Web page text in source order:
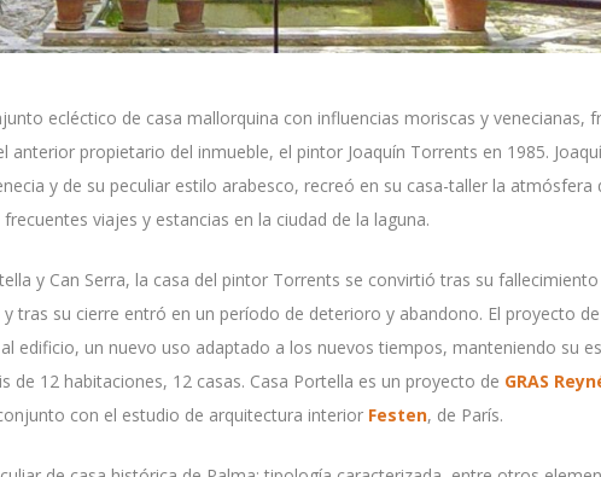
ecléctico de casa mallorquina con influencias moriscas y venecianas,
anterior propietario del inmueble, el pintor Joaquín Torrents en 1985.
y de su peculiar estilo arabesco, recreó en su casa-taller la atmósfera
viajes y estancias en la ciudad de la laguna.
y Can Serra, la casa del pintor Torrents se convirtió tras su
tras su cierre entró en un período de deterioro y abandono. El proyecto de
edificio, un nuevo uso adaptado a los nuevos tiempos, manteniendo su
de 12 habitaciones, 12 casas. Casa Portella es un proyecto de GRAS
con el estudio de arquitectura interior Festen, de París.